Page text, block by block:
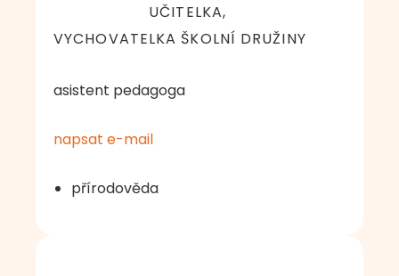
UČITELKA,
VYCHOVATELKA ŠKOLNÍ DRUŽINY
asistent pedagoga
napsat e-mail
přírodověda